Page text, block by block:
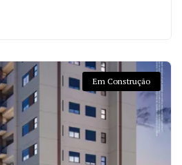
Em Construção